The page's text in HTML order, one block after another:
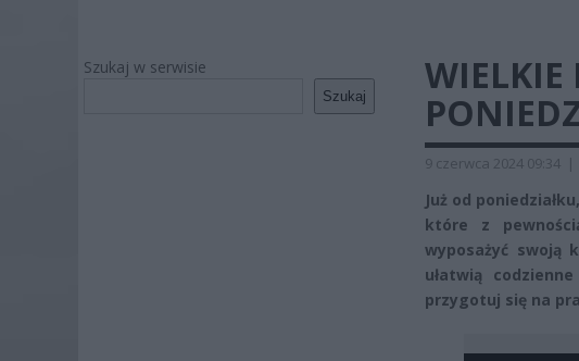
Szukaj w serwisie
Szukaj
WIELKIE
9 czerwca 2024 09:34 |
Już od
które z
wyposażyć swoją
ułatwią
przygotuj się na